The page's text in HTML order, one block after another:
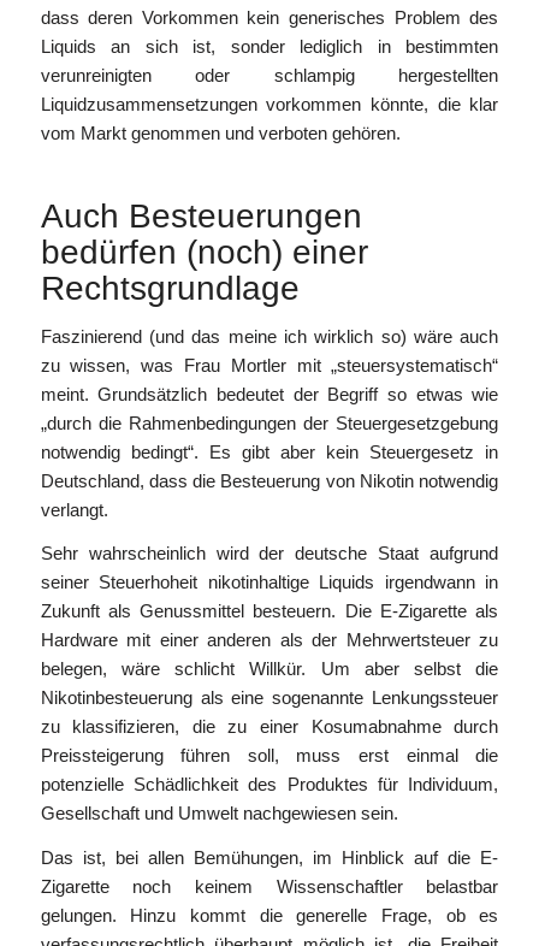
dass deren Vorkommen kein generisches Problem des
Liquids an sich ist, sonder lediglich in bestimmten
verunreinigten oder schlampig hergestellten
Liquidzusammensetzungen vorkommen könnte, die klar
vom Markt genommen und verboten gehören.
Auch Besteuerungen
bedürfen (noch) einer
Rechtsgrundlage
Faszinierend (und das meine ich wirklich so) wäre auch
zu wissen, was Frau Mortler mit „steuersystematisch“
meint. Grundsätzlich bedeutet der Begriff so etwas wie
„durch die Rahmenbedingungen der Steuergesetzgebung
notwendig bedingt“. Es gibt aber kein Steuergesetz in
Deutschland, dass die Besteuerung von Nikotin notwendig
verlangt.
Sehr wahrscheinlich wird der deutsche Staat aufgrund
seiner Steuerhoheit nikotinhaltige Liquids irgendwann in
Zukunft als Genussmittel besteuern. Die E-Zigarette als
Hardware mit einer anderen als der Mehrwertsteuer zu
belegen, wäre schlicht Willkür. Um aber selbst die
Nikotinbesteuerung als eine sogenannte Lenkungssteuer
zu klassifizieren, die zu einer Kosumabnahme durch
Preissteigerung führen soll, muss erst einmal die
potenzielle Schädlichkeit des Produktes für Individuum,
Gesellschaft und Umwelt nachgewiesen sein.
Das ist, bei allen Bemühungen, im Hinblick auf die E-
Zigarette noch keinem Wissenschaftler belastbar
gelungen. Hinzu kommt die generelle Frage, ob es